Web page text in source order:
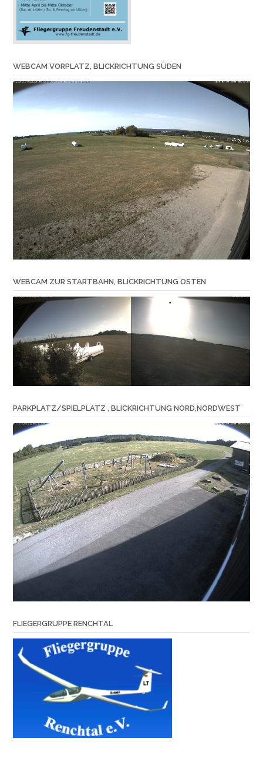
WEBCAM VORPLATZ, BLICKRICHTUNG SÜDEN
WEBCAM ZUR STARTBAHN, BLICKRICHTUNG OSTEN
PARKPLATZ/SPIELPLATZ , BLICKRICHTUNG NORD,NORDWEST
FLIEGERGRUPPE RENCHTAL